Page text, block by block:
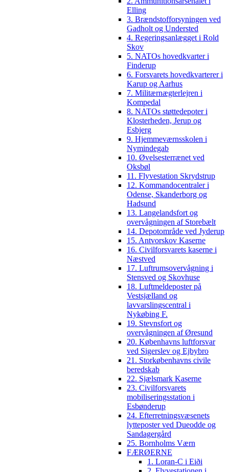
Elling
3. Brændstofforsyningen ved
Gadholt og Understed
4. Regeringsanlægget i Rold
Skov
5. NATOs hovedkvarter i
Finderup
6. Forsvarets hovedkvarterer i
Karup og Aarhus
7. Militærnægterlejren i
Kompedal
8. NATOs støttedepoter i
Klosterheden, Jerup og
Esbjerg
9. Hjemmeværnsskolen i
Nymindegab
10. Øvelsesterrænet ved
Oksbøl
11. Flyvestation Skrydstrup
12. Kommandocentraler i
Odense, Skanderborg og
Hadsund
13. Langelandsfort og
overvågningen af Storebælt
14. Depotområde ved Jyderup
15. Antvorskov Kaserne
16. Civilforsvarets kaserne i
Næstved
17. Luftrumsovervågning i
Stensved og Skovhuse
18. Luftmeldeposter på
Vestsjælland og
lavvarslingscentral i
Nykøbing F.
19. Stevnsfort og
overvågningen af Øresund
20. Københavns luftforsvar
ved Sigerslev og Ejbybro
21. Storkøbenhavns civile
beredskab
22. Sjælsmark Kaserne
23. Civilforsvarets
mobiliseringsstation i
Esbønderup
24. Efterretningsvæsenets
lytteposter ved Dueodde og
Sandagergård
25. Bornholms Værn
FÆRØERNE
1. Loran-C i Eiði